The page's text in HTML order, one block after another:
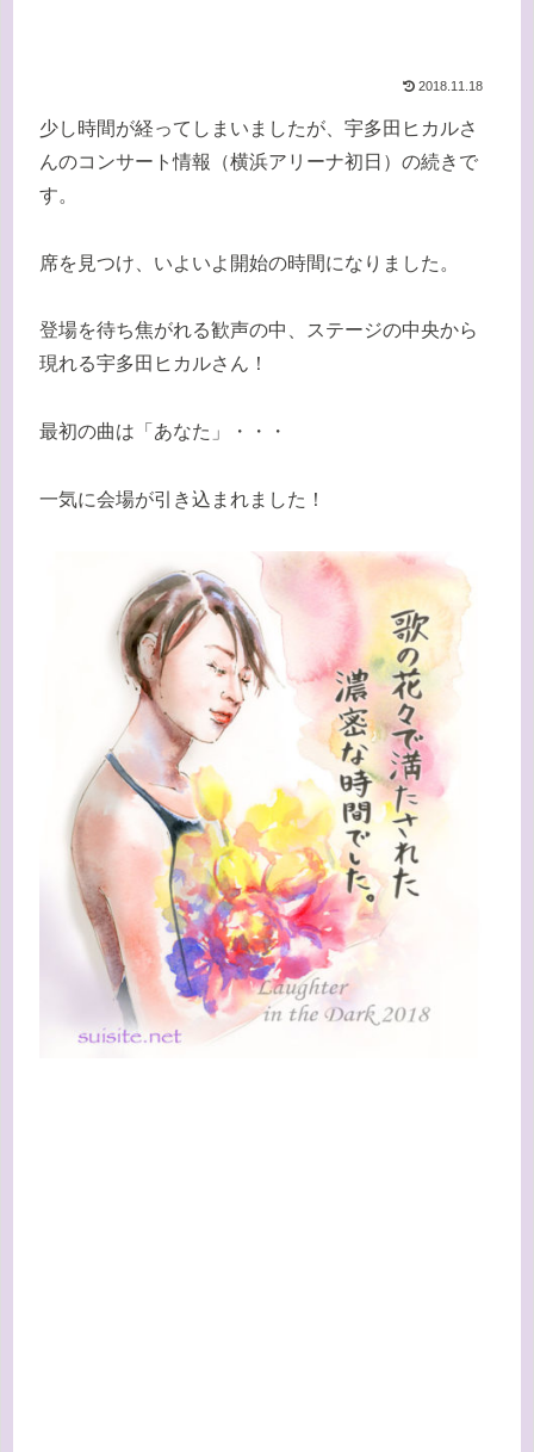
2018.11.18
少し時間が経ってしまいましたが、宇多田ヒカルさ
んのコンサート情報（横浜アリーナ初日）の続きで
す。
席を見つけ、いよいよ開始の時間になりました。
登場を待ち焦がれる歓声の中、ステージの中央から
現れる宇多田ヒカルさん！
最初の曲は「あなた」・・・
一気に会場が引き込まれました！